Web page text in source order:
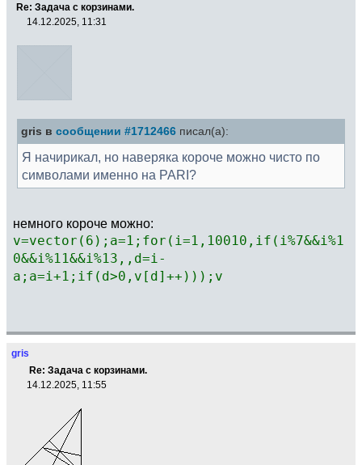
Re: Задача с корзинами.
14.12.2025, 11:31
gris в сообщении #1712466 писал(а):
Я начирикал, но наверяка короче можно чисто по
символами именно на PARI?
немного короче можно:
v=vector(6);a=1;for(i=1,10010,if(i%7&&i%1
0&&i%11&&i%13,,d=i-
a;a=i+1;if(d>0,v[d]++)));v
gris
Re: Задача с корзинами.
14.12.2025, 11:55